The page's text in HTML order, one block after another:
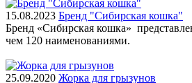
15.08.2023 Бренд "Сибирская кошка"
Бренд «Сибирская кошка»
чем 120 наименованиями.
25.09.2020 Жорка для грызунов